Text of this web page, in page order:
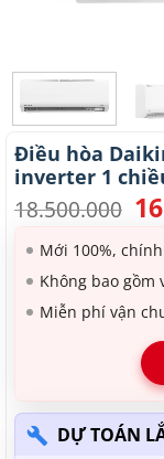
Điều hòa
inverter 1
18.500.000
là:
Mới 100%,
Không bao gồm
Miễn phí vận
DỰ TOÁN